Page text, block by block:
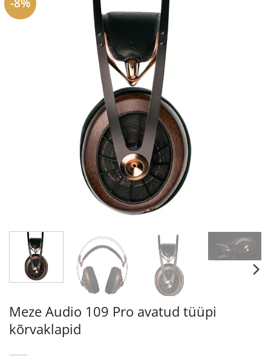
Meze Audio 109 Pro avatud tüüpi
kõrvaklapid